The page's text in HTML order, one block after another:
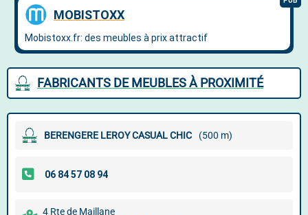
FABRICANTS DE MEUBLES À PROXIMITÉ
BERENGERE LEROY CASUAL CHIC (500 m)
4 Rte de Maillane